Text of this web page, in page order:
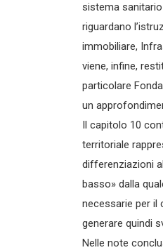
sistema
riguardano
immobiliare,
viene, infine,
particolare
un
Il capitolo 10
territoriale
differenziazioni
basso» dalla
necessarie per il
generare quindi
Nelle note